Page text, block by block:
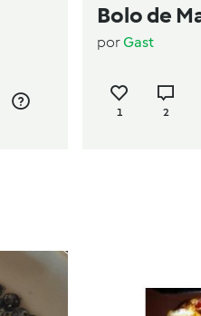
Bolo de
porGast
1 2